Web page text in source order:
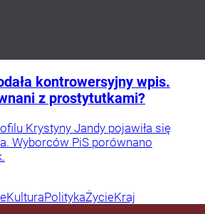
kontrowersyjny wpis.
z prostytutkami?
Krystyny Jandy pojawiła się
Wyborców PiS porównano
KulturaPolitykaŻycieKraj